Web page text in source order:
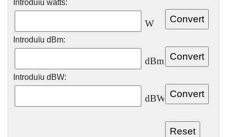
Introduïu watts:
W
Introduïu dBm:
dBm
Introduïu dBW:
dBW